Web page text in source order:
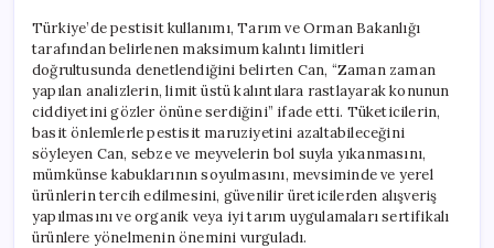
Türkiye’de pestisit kullanımı, Tarım ve Orman Bakanlığı
tarafından belirlenen maksimum kalıntı limitleri
doğrultusunda denetlendiğini belirten Can, “Zaman zaman
yapılan analizlerin, limit üstü kalıntılara rastlayarak konunun
ciddiyetini gözler önüne serdiğini” ifade etti. Tüketicilerin,
basit önlemlerle pestisit maruziyetini azaltabileceğini
söyleyen Can, sebze ve meyvelerin bol suyla yıkanmasını,
mümkünse kabuklarının soyulmasını, mevsiminde ve yerel
ürünlerin tercih edilmesini, güvenilir üreticilerden alışveriş
yapılmasını ve organik veya iyi tarım uygulamaları sertifikalı
ürünlere yönelmenin önemini vurguladı.